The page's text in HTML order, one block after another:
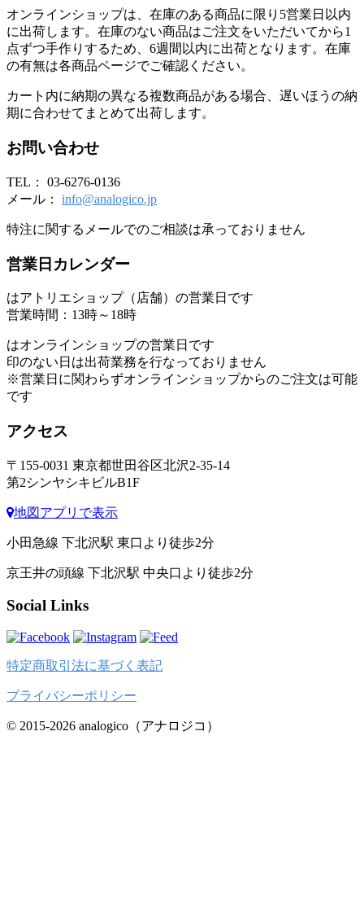
オンラインショップは、在庫のある商品に限り5営業日以内
に出荷します。在庫のない商品はご注文をいただいてから1
点ずつ手作りするため、6週間以内に出荷となります。在庫
の有無は各商品ページでご確認ください。
カート内に納期の異なる複数商品がある場合、遅いほうの納
期に合わせてまとめて出荷します。
お問い合わせ
TEL： 03-6276-0136
メール： info@analogico.jp
特注に関するメールでのご相談は承っておりません
営業日カレンダー
はアトリエショップ（店舗）の営業日です
営業時間：13時～18時
はオンラインショップの営業日です
印のない日は出荷業務を行なっておりません
※営業日に関わらずオンラインショップからのご注文は可能
です
アクセス
〒155-0031 東京都世田谷区北沢2-35-14
第2シンヤシキビルB1F
地図アプリで表示
小田急線 下北沢駅 東口より徒歩2分
京王井の頭線 下北沢駅 中央口より徒歩2分
Social Links
特定商取引法に基づく表記
プライバシーポリシー
© 2015-2026 analogico（アナロジコ）